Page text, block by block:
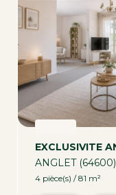
ANGLET (64600)
4 pièce(s) / 81 m²